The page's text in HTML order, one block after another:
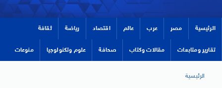
الرئيسية مصر عرب عالم اقتصاد رياضة ثقافة
تقارير ومتابعات مقالات وكتاب صحافة علوم وتكنولوجيا منوعات
الرئيسية